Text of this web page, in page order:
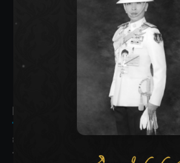
SIAMRATH
THE BEST
Recent Posts
กรมชลฯ รับฟังประชาชน ติดตามแก้ปัญหาโ
ระบายน้ำศรีสองรักฯ